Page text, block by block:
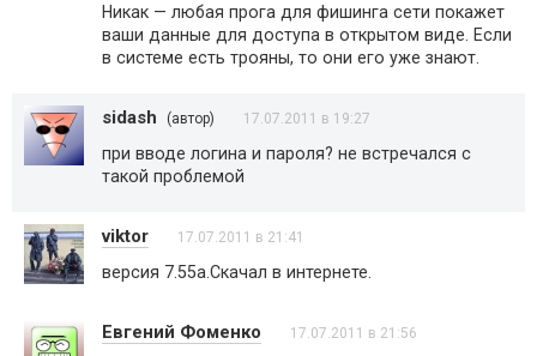
Никак — любая прога для фишинга сети покажет
ваши данные для доступа в открытом виде. Если
в системе есть трояны, то они его уже знают.
sidash (автор) 17.07.2011 в 19:27
при вводе логина и пароля? не встречался с
такой проблемой
viktor 17.07.2011 в 21:41
версия 7.55а.Скачал в интернете.
Евгений Фоменко 17.07.2011 в 21:56